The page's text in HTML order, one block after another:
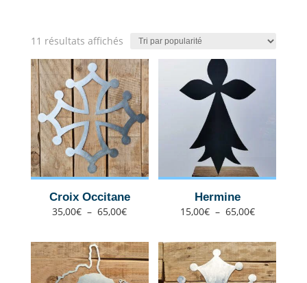
11 résultats affichésTrié
par
popularité
Croix Occitane
35,00€ – 65,00€Plage
de
Hermine
15,00€ – 65,00€Plage
de